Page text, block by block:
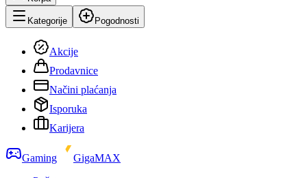
Kategorije Pogodnosti
Akcije
Prodavnice
Načini plaćanja
Isporuka
Karijera
Gaming
GigaMAX